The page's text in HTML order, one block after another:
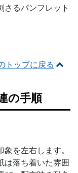
さるパンフレット
トップに戻る
の手順
を左右します。
は落ち着いた雰囲